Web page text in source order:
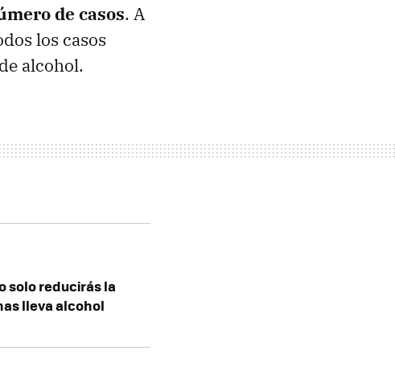
de casos. A
los casos
alcohol.
solo reducirás la
lleva alcohol